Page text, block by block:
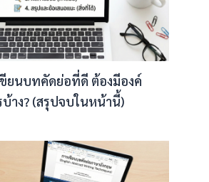
ขียนบทคัดย่อที่ดี ต้องมีองค์
าง? (สรุปจบในหน้านี้)